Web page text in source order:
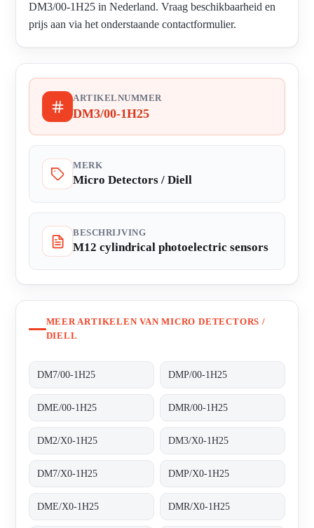
DM3/00-1H25 in Nederland. Vraag beschikbaarheid en
prijs aan via het onderstaande contactformulier.
ARTIKELNUMMER
DM3/00-1H25
MERK
Micro Detectors / Diell
BESCHRIJVING
M12 cylindrical photoelectric sensors
MEER ARTIKELEN VAN MICRO DETECTORS /
DIELL
DM7/00-1H25 DMP/00-1H25
DME/00-1H25 DMR/00-1H25
DM2/X0-1H25 DM3/X0-1H25
DM7/X0-1H25 DMP/X0-1H25
DME/X0-1H25 DMR/X0-1H25